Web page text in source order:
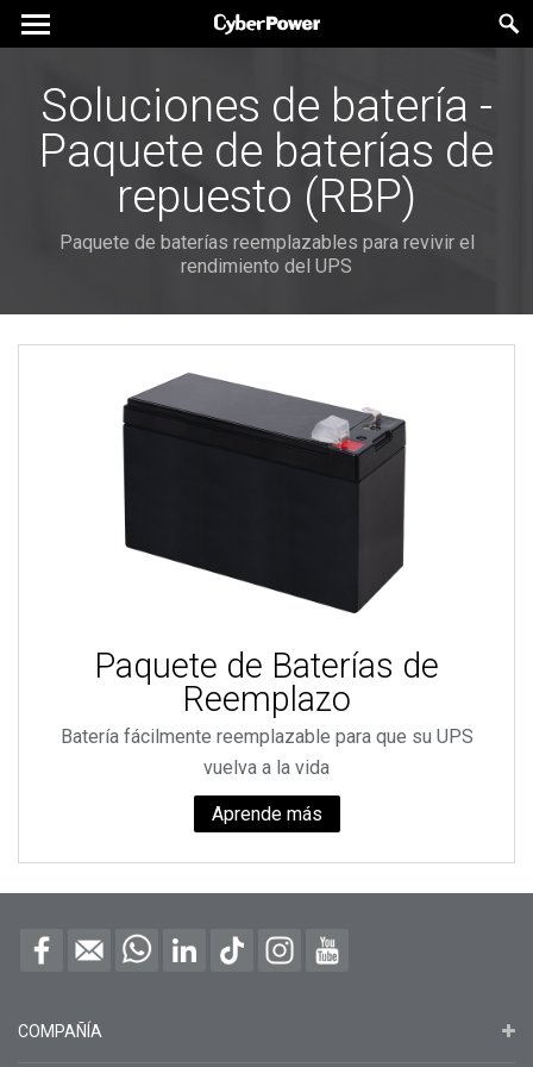
Soluciones de batería -
Paquete de baterías de
repuesto (RBP)
Paquete de baterías reemplazables para revivir el
rendimiento del UPS
Paquete de Baterías de
Reemplazo
Batería fácilmente reemplazable para que su UPS
vuelva a la vida
Aprende más
COMPAÑÍA